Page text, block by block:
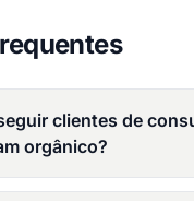
clientes de
orgânico?